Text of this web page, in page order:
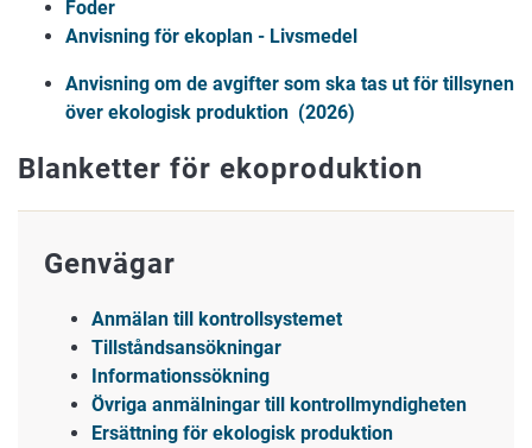
Foder
Anvisning för ekoplan - Livsmedel
Anvisning om de avgifter som ska tas ut för tillsynen
över ekologisk produktion (2026)
Blanketter för ekoproduktion
Genvägar
Anmälan till kontrollsystemet
Tillståndsansökningar
Informationssökning
Övriga anmälningar till kontrollmyndigheten
Ersättning för ekologisk produktion